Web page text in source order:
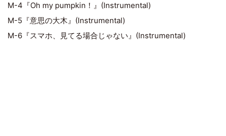
M-4『Oh my pumpkin！』(Instrumental)
M-5『意思の大木』(Instrumental)
M-6『スマホ、見てる場合じゃない』(Instrumental)